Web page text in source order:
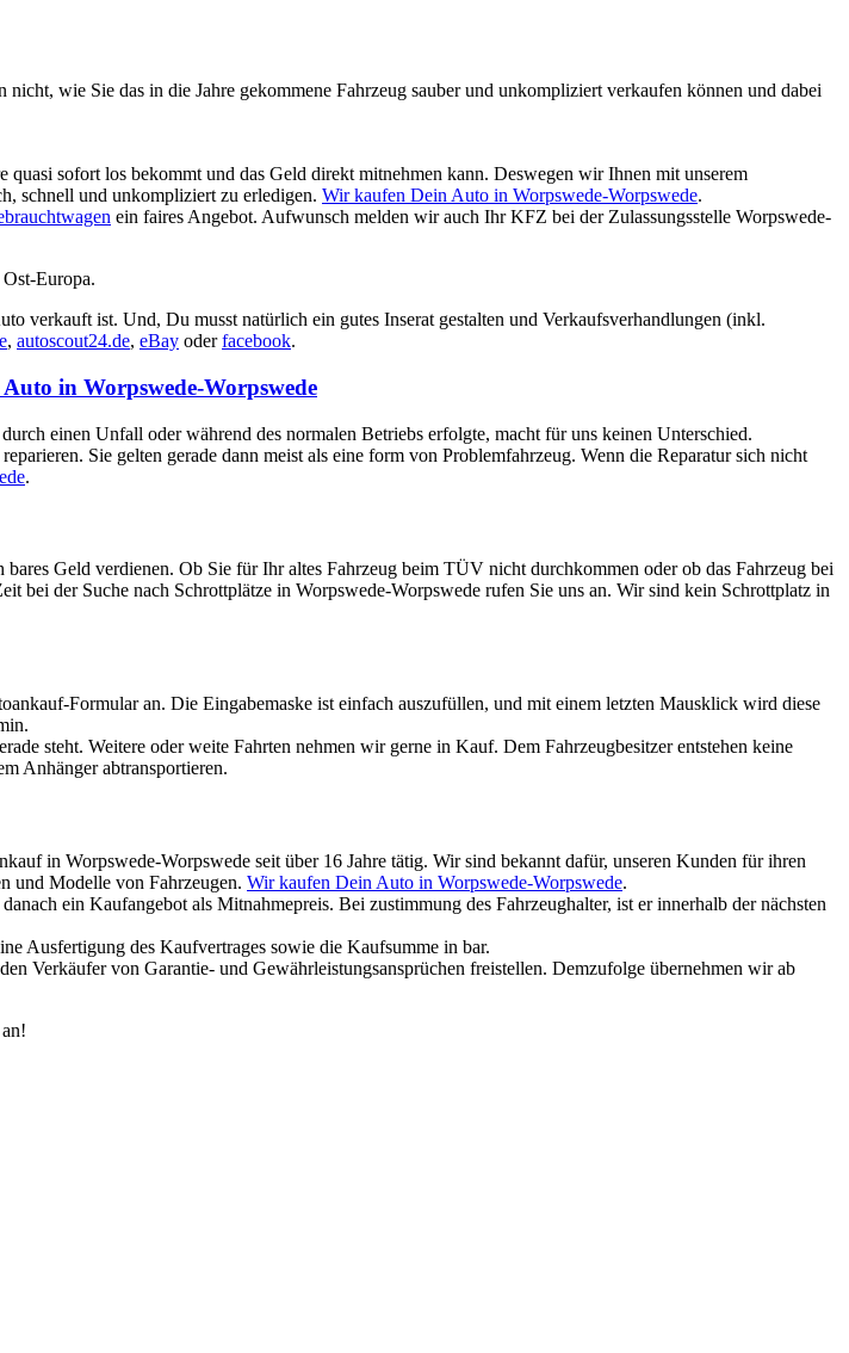
wie Sie das in die Jahre gekommene Fahrzeug sauber und unkompliziert verkaufen können und dabei
sofort los bekommt und das Geld direkt mitnehmen kann. Deswegen wir Ihnen mit unserem
schnell und unkompliziert zu erledigen. Wir kaufen Dein Auto in Worpswede-Worpswede.
ein faires Angebot. Aufwunsch melden wir auch Ihr KFZ bei der Zulassungsstelle Worpswede-
Europa.
verkauft ist. Und, Du musst natürlich ein gutes Inserat gestalten und Verkaufsverhandlungen (inkl.
, autoscout24.de, eBay oderfacebook.
in Worpswede-Worpswede
einen Unfall oder während des normalen Betriebs erfolgte, macht für uns keinen Unterschied.
Sie gelten gerade dann meist als eine form von Problemfahrzeug. Wenn die Reparatur sich nicht
.
Geld verdienen. Ob Sie für Ihr altes Fahrzeug beim TÜV nicht durchkommen oder ob das Fahrzeug bei
der Suche nach Schrottplätze in Worpswede-Worpswede rufen Sie uns an. Wir sind kein Schrottplatz in
Formular an. Die Eingabemaske ist einfach auszufüllen, und mit einem letzten Mausklick wird diese
steht. Weitere oder weite Fahrten nehmen wir gerne in Kauf. Dem Fahrzeugbesitzer entstehen keine
Anhänger abtransportieren.
in Worpswede-Worpswede seit über 16 Jahre tätig. Wir sind bekannt dafür, unseren Kunden für ihren
und Modelle von Fahrzeugen. Wir kaufen Dein Auto in Worpswede-Worpswede.
ein Kaufangebot als Mitnahmepreis. Bei zustimmung des Fahrzeughalter, ist er innerhalb der nächsten
Ausfertigung des Kaufvertrages sowie die Kaufsumme in bar.
Verkäufer von Garantie- und Gewährleistungsansprüchen freistellen. Demzufolge übernehmen wir ab